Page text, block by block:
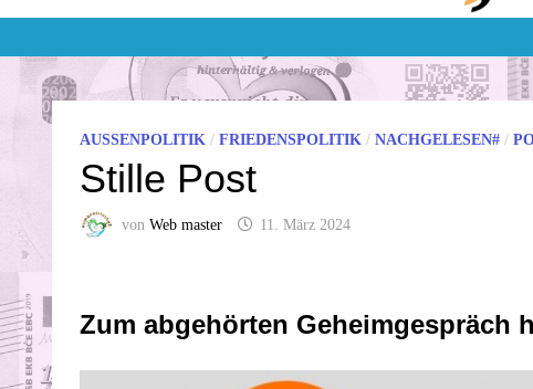
AUSSENPOLITIK / FRIEDENSPOLITIK / NACHGELESEN# /
Stille Post
von Web master 11. März 2024
Zum abgehörten Geheimgespräch